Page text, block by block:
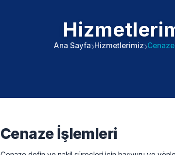
Ana Sayfa Hizmetlerimiz
Cenaze İşlemleri